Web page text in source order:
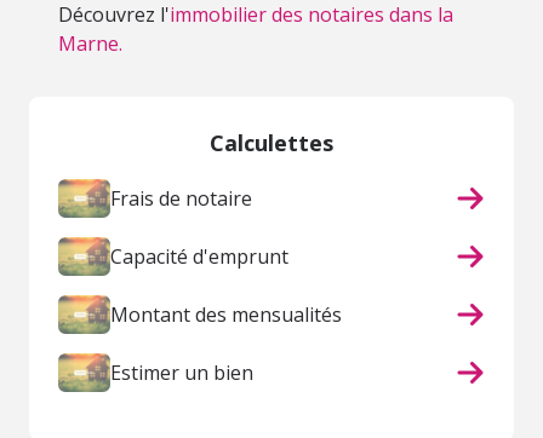
Découvrez l'immobilier des notaires dans la
Marne.
Calculettes
Frais de notaire
Capacité d'emprunt
Montant des mensualités
Estimer un bien